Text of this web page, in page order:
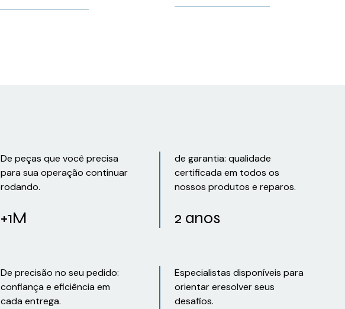
De peças que você precisa
para sua operação continuar
rodando.
+1M
de garantia: qualidade
certificada em todos os
nossos produtos e reparos.
2 anos
De precisão no seu pedido:
confiança e eficiência em
cada entrega.
Especialistas disponíveis para
orientar eresolver seus
desafios.